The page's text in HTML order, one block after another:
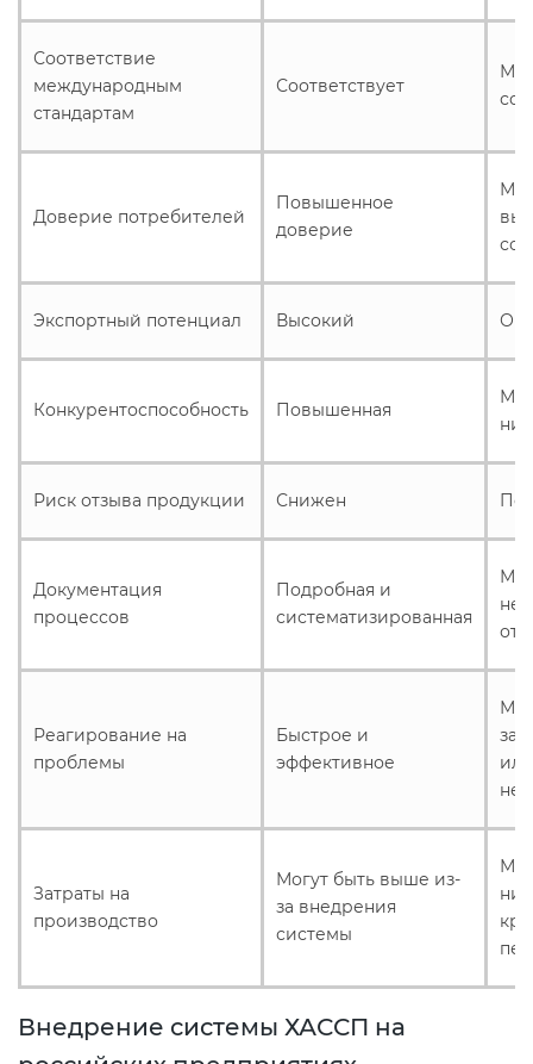
Соответствие
международным
стандартам
Соответствует
Доверие потребителей
Повышенное
доверие
Экспортный потенциал Высокий
Конкурентоспособность Повышенная
Риск отзыва продукции Снижен
Документация
процессов
Подробная и
систематизированная
Реагирование на
проблемы
Быстрое и
эффективное
или
Затраты на
производство
Могут быть выше из-
за внедрения
системы
Внедрение системы ХАССП на